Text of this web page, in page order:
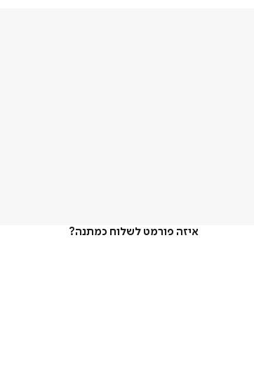
איזה פורמט לשלוח כמתנה?